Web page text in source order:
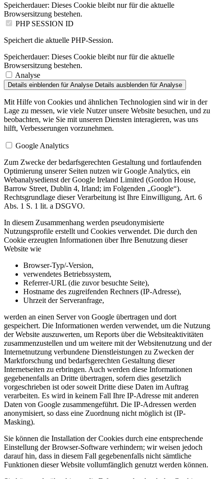
Speicherdauer: Dieses Cookie bleibt nur für die aktuelle
Browsersitzung bestehen.
PHP SESSION ID
Speichert die aktuelle PHP-Session.
Speicherdauer: Dieses Cookie bleibt nur für die aktuelle
Browsersitzung bestehen.
Analyse
Details einblenden für Analyse Details ausblenden für Analyse
Mit Hilfe von Cookies und ähnlichen Technologien sind wir in der
Lage zu messen, wie viele Nutzer unsere Website besuchen, und zu
beobachten, wie Sie mit unseren Diensten interagieren, was uns
hilft, Verbesserungen vorzunehmen.
Google Analytics
Zum Zwecke der bedarfsgerechten Gestaltung und fortlaufenden
Optimierung unserer Seiten nutzen wir Google Analytics, ein
Webanalysedienst der Google Ireland Limited (Gordon House,
Barrow Street, Dublin 4, Irland; im Folgenden „Google“).
Rechtsgrundlage dieser Verarbeitung ist Ihre Einwilligung, Art. 6
Abs. 1 S. 1 lit. a DSGVO.
In diesem Zusammenhang werden pseudonymisierte
Nutzungsprofile erstellt und Cookies verwendet. Die durch den
Cookie erzeugten Informationen über Ihre Benutzung dieser
Website wie
Browser-Typ/-Version,
verwendetes Betriebssystem,
Referrer-URL (die zuvor besuchte Seite),
Hostname des zugreifenden Rechners (IP-Adresse),
Uhrzeit der Serveranfrage,
werden an einen Server von Google übertragen und dort
gespeichert. Die Informationen werden verwendet, um die Nutzung
der Website auszuwerten, um Reports über die Websiteaktivitäten
zusammenzustellen und um weitere mit der Websitenutzung und der
Internetnutzung verbundene Dienstleistungen zu Zwecken der
Marktforschung und bedarfsgerechten Gestaltung dieser
Internetseiten zu erbringen. Auch werden diese Informationen
gegebenenfalls an Dritte übertragen, sofern dies gesetzlich
vorgeschrieben ist oder soweit Dritte diese Daten im Auftrag
verarbeiten. Es wird in keinem Fall Ihre IP-Adresse mit anderen
Daten von Google zusammengeführt. Die IP-Adressen werden
anonymisiert, so dass eine Zuordnung nicht möglich ist (IP-
Masking).
Sie können die Installation der Cookies durch eine entsprechende
Einstellung der Browser-Software verhindern; wir weisen jedoch
darauf hin, dass in diesem Fall gegebenenfalls nicht sämtliche
Funktionen dieser Website vollumfänglich genutzt werden können.